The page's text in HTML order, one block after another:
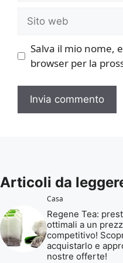
Sito
web
Salva il mio nome,
browser per la
Articoli da
Casa
Regene Tea:
ottimali a un
competitivo!
acquistarlo e
nostre offerte!